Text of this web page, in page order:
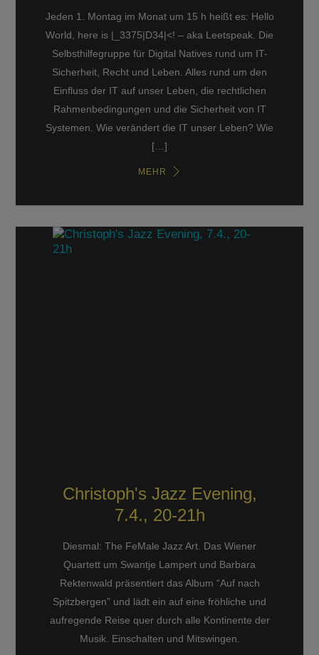
Jeden 1. Montag im Monat um 15 h heißt es: Hello
World, here is |_3375|D34|<! – aka Leetspeak. Die
Selbsthilfegruppe für Digital Natives rund um IT-
Sicherheit, Recht und Leben. Alles rund um den
Einfluss der IT auf unser Leben, die rechtlichen
Rahmenbedingungen und die Sicherheit von IT
Systemen. Wie verändert die IT unser Leben? Wie
[…]
MEHR
Christoph's Jazz Evening,
7.4., 20-21h
Diesmal: The FeMale Jazz Art. Das Wiener
Quartett um Swantje Lampert und Barbara
Rektenwald präsentiert das Album “Auf nach
Spitzbergen” und lädt ein auf eine fröhliche und
aufregende Reise quer durch alle Kontinente der
Musik. Einschalten und Mitswingen.